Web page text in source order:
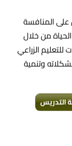
على المنافسة
من خلال
الزراعي
وتنمية
التدريس